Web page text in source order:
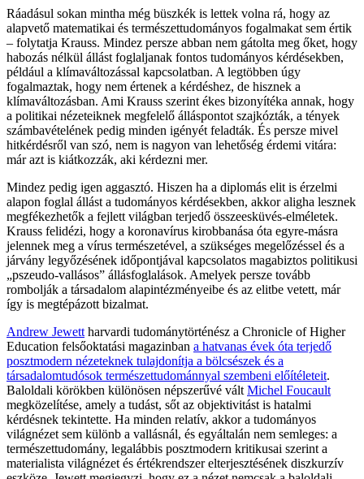
Ráadásul sokan mintha még büszkék is lettek volna rá, hogy az
alapvető matematikai és természettudományos fogalmakat sem értik
– folytatja Krauss. Mindez persze abban nem gátolta meg őket, hogy
habozás nélkül állást foglaljanak fontos tudományos kérdésekben,
például a klímaváltozással kapcsolatban. A legtöbben úgy
fogalmaztak, hogy nem értenek a kérdéshez, de hisznek a
klímaváltozásban. Ami Krauss szerint ékes bizonyítéka annak, hogy
a politikai nézeteiknek megfelelő álláspontot szajkózták, a tények
számbavételének pedig minden igényét feladták. És persze mivel
hitkérdésről van szó, nem is nagyon van lehetőség érdemi vitára:
már azt is kiátkozzák, aki kérdezni mer.
Mindez pedig igen aggasztó. Hiszen ha a diplomás elit is érzelmi
alapon foglal állást a tudományos kérdésekben, akkor aligha lesznek
megfékezhetők a fejlett világban terjedő összeesküvés-elméletek.
Krauss felidézi, hogy a koronavírus kirobbanása óta egyre-másra
jelennek meg a vírus természetével, a szükséges megelőzéssel és a
járvány legyőzésének időpontjával kapcsolatos magabiztos politikusi
„pszeudo-vallásos” állásfoglalások. Amelyek persze tovább
rombolják a társadalom alapintézményeibe és az elitbe vetett, már
így is megtépázott bizalmat.
Andrew Jewett harvardi tudománytörténész a Chronicle of Higher
Education felsőoktatási magazinban a hatvanas évek óta terjedő
posztmodern nézeteknek tulajdonítja a bölcsészek és a
társadalomtudósok természettudománnyal szembeni előítéleteit.
Baloldali körökben különösen népszerűvé vált Michel Foucault
megközelítése, amely a tudást, sőt az objektivitást is hatalmi
kérdésnek tekintette. Ha minden relatív, akkor a tudományos
világnézet sem különb a vallásnál, és egyáltalán nem semleges: a
természettudomány, legalábbis posztmodern kritikusai szerint a
materialista világnézet és értékrendszer elterjesztésének diszkurzív